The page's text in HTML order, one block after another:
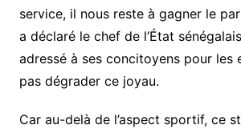
service, il nous reste à gagner le
a déclaré le chef de l’État
adressé à ses concitoyens pour les
pas dégrader ce joyau.
Car au-delà de l’aspect sportif, ce